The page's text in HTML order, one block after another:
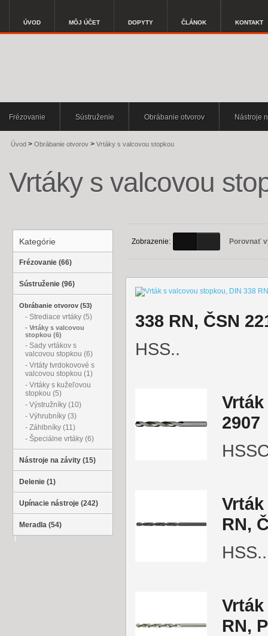
ÚVOD MÔJ ÚČET DOPYTY ČLÁNOK KONTAKT
Frézovanie Sústruženie Obrábanie otvorov Nástroje
Úvod > Obrábanie otvorov > Vrtáky s valcovou stopkou
Vrtáky s valcovou
Kategórie
Frézovanie (66)
Sústruženie (96)
Obrábanie otvorov (53)
- Strediace vrtáky (5)
- Vrtáky s valcovou
stopkou (6)
- Sady vrtákov s
valcovou stopkou (6)
- Vrtáty tvrdokovové s
valcovou stopkou (1)
- Vrtáky s kužeľovou
stopkou (5)
- Výstružníky (10)
- Výhrubníky (3)
- Záhlbníky (11)
- Špeciálne vrtáky (6)
Nástroje na závity (15)
Delenie (1)
Upínacie nástroje (242)
Meradla (54)
Zobrazenie: Porovnať
338 RN, ČSN
HSS..
2907
RN,
HSS..
RN,